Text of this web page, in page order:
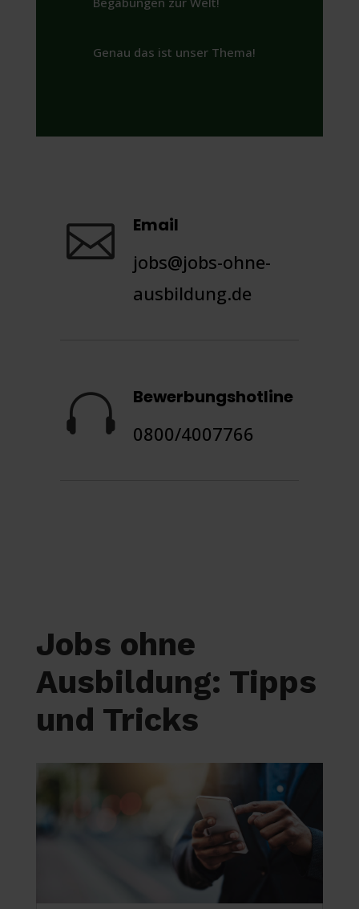
Genau das ist unser Thema!
 Email
jobs@jobs-ohne-
ausbildung.de
 Bewerbungshotline
0800/4007766
Jobs ohne
Ausbildung: Tipps
und Tricks